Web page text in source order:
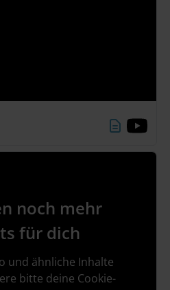
noch mehr
für dich
und ähnliche Inhalte
bitte deine Cookie-